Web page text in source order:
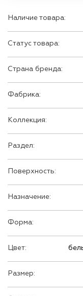
Наличие товара:
Статус товара:
Страна бренда:
Фабрика:
Коллекция:
Раздел:
Поверхность:
Назначение:
Форма:
Цвет:
Размер: